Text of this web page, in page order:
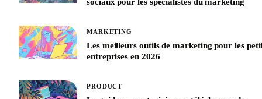
sociaux pour les spécialistes du marketing
Les meilleurs outils de marketing pour les
entreprises en 2026